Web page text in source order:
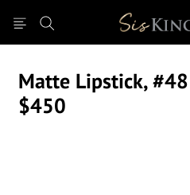
Matte Lipstick,
$450